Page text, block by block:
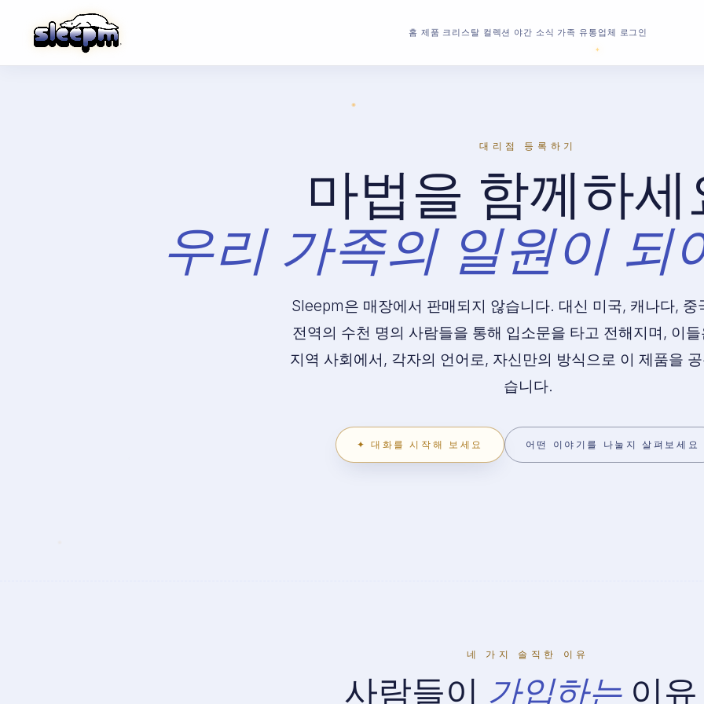
홈 제품 크리스탈 컬렉션 야간 소식 가족 유통업체 로그인
대리점 등록하기
마법을 함께하세
우리 가족의 일원이 되
Sleepm은 매장에서 판매되지 않습니다. 대신 미국, 캐나다, 중
전역의 수천 명의 사람들을 통해 입소문을 타고 전해지며, 이들
지역 사회에서, 각자의 언어로, 자신만의 방식으로 이 제품을
습니다.
✦ 대화를 시작해 보세요 어떤 이야기를 나눌지 살펴보세요
네 가지 솔직한 이유
사람들이 가입하는이유